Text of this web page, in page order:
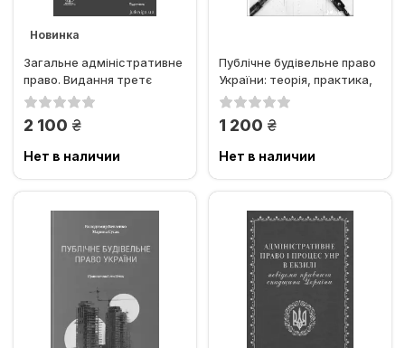
Новинка
Загальне адміністративне
право. Видання третє
2 100 грн.
Нет в наличии
Публічне будівельне право
України: теорія, практика,
досвід
1 200 грн.
Нет в наличии